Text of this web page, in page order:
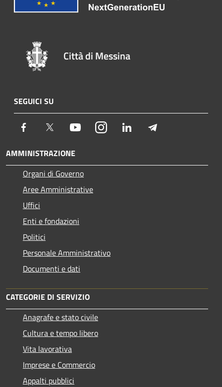
Città di Messina
SEGUICI SU
Facebook Twitter YoutubeInstagram LinkedIn
AMMINISTRAZIONE
Organi di Governo
Aree Amministrative
Uffici
Enti e fondazioni
Politici
Personale Amministrativo
Documenti e dati
CATEGORIE DI SERVIZIO
Anagrafe e stato civile
Cultura e tempo libero
Vita lavorativa
Imprese e Commercio
Appalti pubblici